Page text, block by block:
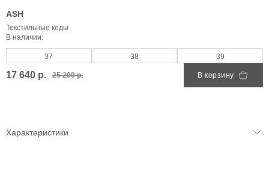
ASH
Текстильные кеды
В наличии:
37 38 39
17 640 р. 25 200 р. В корзину
Характеристики